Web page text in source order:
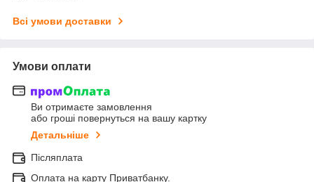
Всі умови доставки
Умови оплати
Ви отримаєте замовлення
або гроші повернуться на вашу картку
Детальніше
Післяплата
Оплата на карту Приватбанку.